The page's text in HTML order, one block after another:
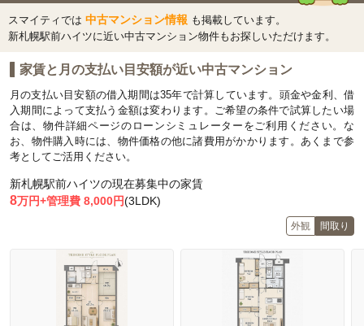
スマイティでは 中古マンション情報 も掲載しています。
新札幌駅前ハイツに近い中古マンション物件もお探しいただけます。
家賃と月の支払い目安額が近い中古マンション
月の支払い目安額の借入期間は35年で計算しています。頭金や金利、借
入期間によって支払う金額は変わります。ご希望の条件で試算したい場
合は、物件詳細ページのローンシミュレーターをご利用ください。な
お、物件購入時には、物件価格の他に諸費用がかかります。あくまで参
考としてご活用ください。
新札幌駅前ハイツの現在募集中の家賃
8万円+管理費 8,000円(3LDK)
外観 間取り